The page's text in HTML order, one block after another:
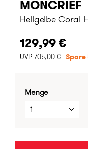
MONCRIEF
Hellgelbe Coral
129,99 €
UVP 705,00 € Spare
Menge
1